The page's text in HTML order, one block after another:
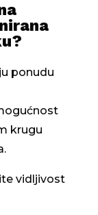
ponudu
krugu
vidljivost